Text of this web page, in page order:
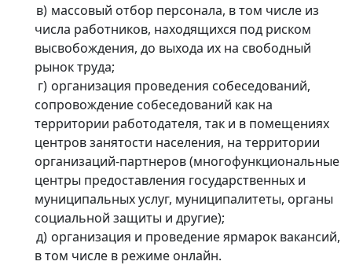
массовый отбор персонала, в том числе из
числа работников, находящихся под риском
высвобождения, до выхода их на свободный
рынок труда;
организация проведения собеседований,
сопровождение собеседований как на
территории работодателя, так и в помещениях
центров занятости населения, на территории
организаций-партнеров (многофункциональные
центры предоставления государственных и
муниципальных услуг, муниципалитеты, органы
социальной защиты и другие);
организация и проведение ярмарок вакансий,
в том числе в режиме онлайн.